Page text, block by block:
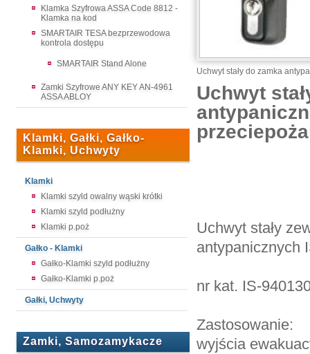
Klamka Szyfrowa ASSA Code 8812 -
Klamka na kod
SMARTAIR TESA bezprzewodowa
kontrola dostępu
SMARTAIR Stand Alone
Zamki Szyfrowe ANY KEY AN-4961
ASSA ABLOY
Klamki, Gałki, Gałko-
Klamki, Uchwyty
Klamki
Klamki szyld owalny wąski krótki
Klamki szyld podłużny
Klamki p.poż
Gałko - Klamki
Gałko-Klamki szyld podłużny
Gałko-Klamki p.poż
Gałki, Uchwyty
Zamki, Samozamykacze
Uchwyt stały do zamka
Uchwyt
Uchwyt stały
antypanicznych
nr kat. IS-
Zastosowanie:
wyjścia